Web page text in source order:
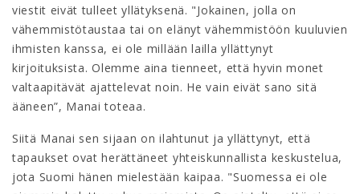
viestit eivät tulleet yllätyksenä. "Jokainen, jolla on
vähemmistötaustaa tai on elänyt vähemmistöön kuuluvien
ihmisten kanssa, ei ole millään lailla yllättynyt
kirjoituksista. Olemme aina tienneet, että hyvin monet
valtaapitävät ajattelevat noin. He vain eivät sano sitä
ääneen”, Manai toteaa.
Siitä Manai sen sijaan on ilahtunut ja yllättynyt, että
tapaukset ovat herättäneet yhteiskunnallista keskustelua,
jota Suomi hänen mielestään kaipaa. "Suomessa ei ole